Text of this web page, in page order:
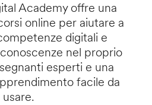
Academy offre una
online per aiutare a
digitali e
nel proprio
esperti e una
facile da
usare.